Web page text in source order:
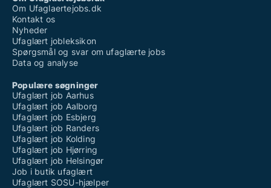
Om Ufaglaertejobs.dk
Kontakt os
Nyheder
Ufaglært jobleksikon
Spørgsmål og svar om ufaglærte jobs
Data og analyse
Populære søgninger
Ufaglært job Aarhus
Ufaglært job Aalborg
Ufaglært job Esbjerg
Ufaglært job Randers
Ufaglært job Kolding
Ufaglært job Hjørring
Ufaglært job Helsingør
Job i butik ufaglært
Ufaglært SOSU-hjælper